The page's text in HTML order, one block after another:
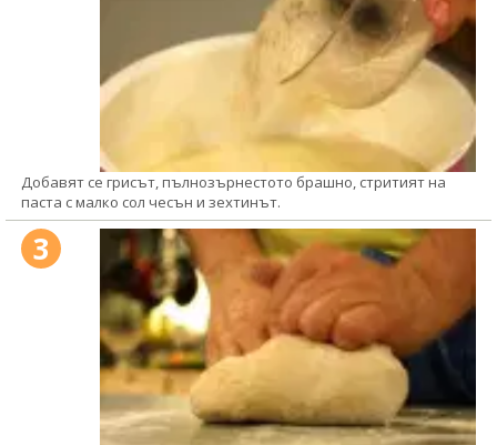
Добавят се грисът, пълнозърнестото брашно, стритият на
паста с малко сол чесън и зехтинът.
3